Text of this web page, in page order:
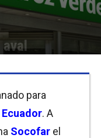
aval
para
Ecuador. A
Socofar el